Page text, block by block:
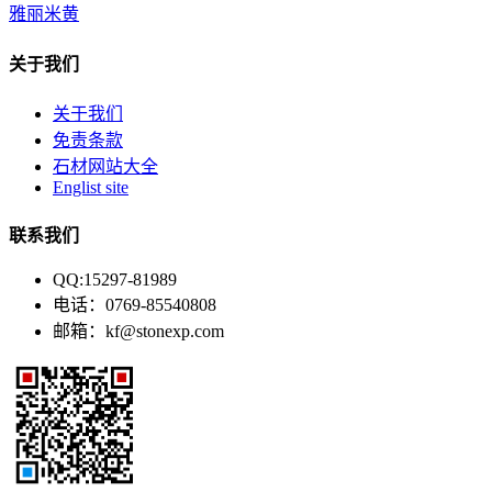
雅丽米黄
关于我们
关于我们
免责条款
石材网站大全
Englist site
联系我们
QQ:15297-81989
电话：0769-85540808
邮箱：kf@stonexp.com